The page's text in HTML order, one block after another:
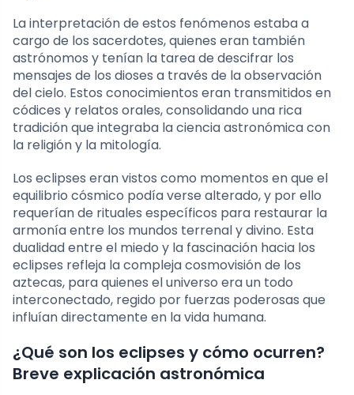
La interpretación de estos fenómenos estaba a
cargo de los sacerdotes, quienes eran también
astrónomos y tenían la tarea de descifrar los
mensajes de los dioses a través de la observación
del cielo. Estos conocimientos eran transmitidos en
códices y relatos orales, consolidando una rica
tradición que integraba la ciencia astronómica con
la religión y la mitología.
Los eclipses eran vistos como momentos en que el
equilibrio cósmico podía verse alterado, y por ello
requerían de rituales específicos para restaurar la
armonía entre los mundos terrenal y divino. Esta
dualidad entre el miedo y la fascinación hacia los
eclipses refleja la compleja cosmovisión de los
aztecas, para quienes el universo era un todo
interconectado, regido por fuerzas poderosas que
influían directamente en la vida humana.
¿Qué son los eclipses y cómo ocurren?
Breve explicación astronómica